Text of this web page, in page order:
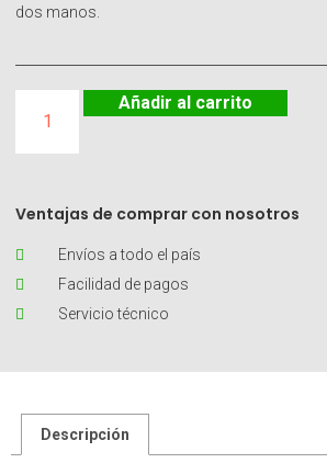
dos manos.
Añadir al carrito
Ventajas de comprar con nosotros
Envíos a todo el país
Facilidad de pagos
Servicio técnico
Descripción